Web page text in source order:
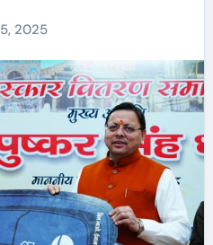
2025